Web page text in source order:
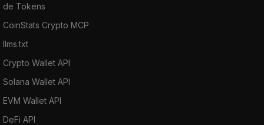
de Tokens
CoinStats Crypto MCP
llms.txt
Crypto Wallet API
Solana Wallet API
EVM Wallet API
DeFi API